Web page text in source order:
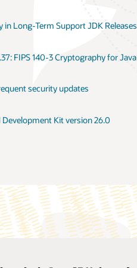
Long-Term Support JDK Releases
FIPS 140-3 Cryptography for Java
security updates
Development Kit version 26.0